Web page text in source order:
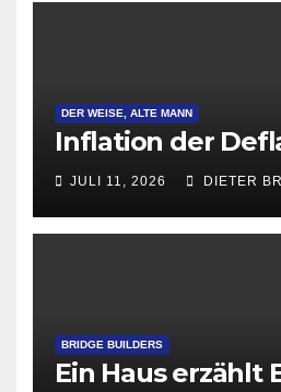
DER WEISE, ALTE MANN
Inflation der
JULI 11, 2026 DIETER
BRIDGE BUILDERS
Ein Haus erzählt